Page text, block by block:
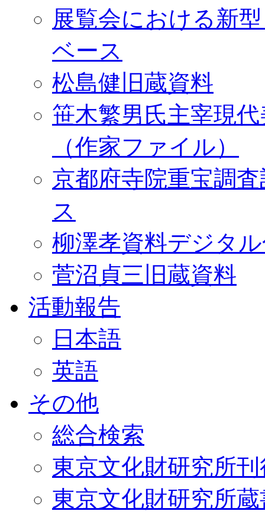
展覧会における新
ベース
松島健旧蔵資料
笹木繁男氏主宰現
（作家ファイル）
京都府寺院重宝調
ス
柳澤孝資料デジタ
菅沼貞三旧蔵資料
活動報告
日本語
英語
その他
総合検索
東京文化財研究所
東京文化財研究所